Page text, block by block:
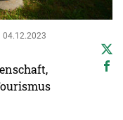
04.12.2023